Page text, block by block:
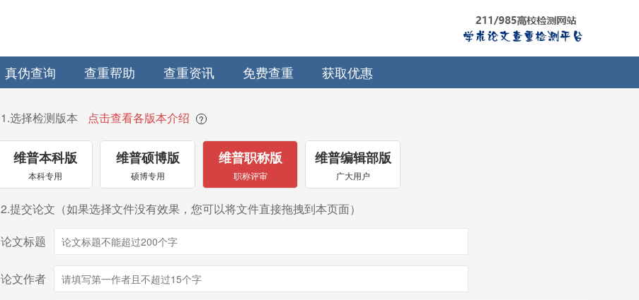
真伪查询 查重帮助 查重资讯 免费查重 获取优惠
1.选择检测版本 点击查看各版本介绍 ?
维普本科版
本科专用
维普硕博版
硕博专用
维普职称版
职称评审
维普编辑部版
广大用户
2.提交论文（如果选择文件没有效果，您可以将文件直接拖拽到本页面）
论文标题
论文作者